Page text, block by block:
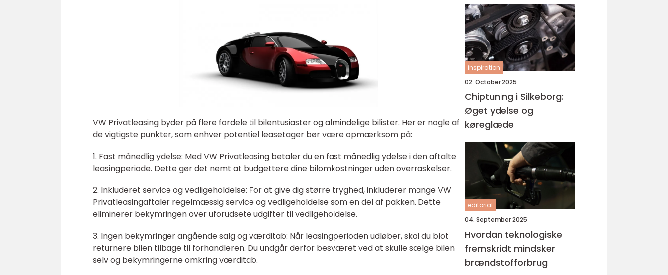
VW Privatleasing byder på flere fordele til bilentusiaster og almindelige bilister. Her er nogle af
de vigtigste punkter, som enhver potentiel leasetager bør være opmærksom på:
1. Fast månedlig ydelse: Med VW Privatleasing betaler du en fast månedlig ydelse i den aftalte
leasingperiode. Dette gør det nemt at budgettere dine bilomkostninger uden overraskelser.
2. Inkluderet service og vedligeholdelse: For at give dig større tryghed, inkluderer mange VW
Privatleasingaftaler regelmæssig service og vedligeholdelse som en del af pakken. Dette
eliminerer bekymringen over uforudsete udgifter til vedligeholdelse.
3. Ingen bekymringer angående salg og værditab: Når leasingperioden udløber, skal du blot
returnere bilen tilbage til forhandleren. Du undgår derfor besværet ved at skulle sælge bilen
selv og bekymringerne omkring værditab.
inspiration
02. October 2025
Chiptuning i Silkeborg:
Øget ydelse og
køreglæde
editorial
04. September 2025
Hvordan teknologiske
fremskridt mindsker
brændstofforbrug